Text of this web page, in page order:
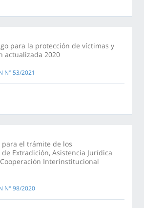
para la protección de víctimas y
actualizada 2020
N° 53/2021
el trámite de los
Extradición, Asistencia Jurídica
Interinstitucional
N° 98/2020